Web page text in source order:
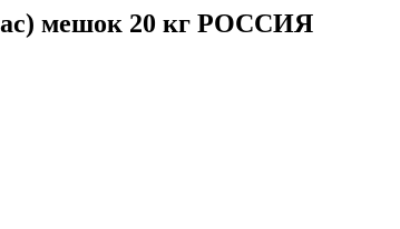
мешок 20 кг РОССИЯ